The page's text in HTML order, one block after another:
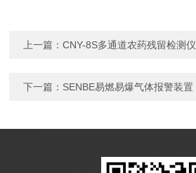
上一篇：CNY-8S多通道农药残留检测仪
下一篇： SENBE易燃易爆气体报警装置